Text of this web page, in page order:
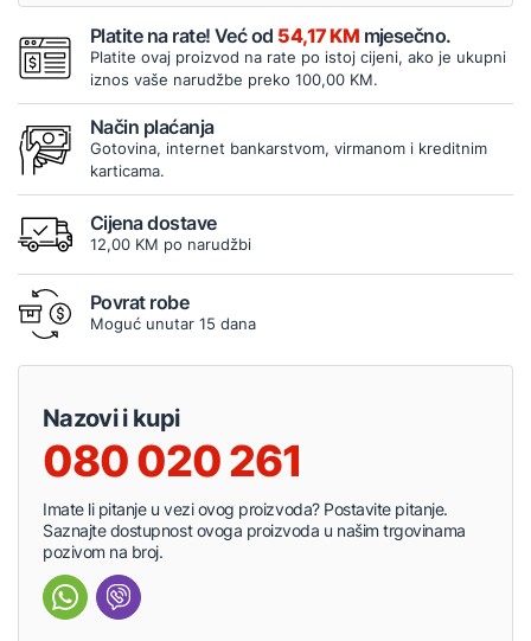
Platite na rate! Već od 54,17 KM mjesečno.
Platite ovaj proizvod na rate po istoj cijeni, ako je ukupni
iznos vaše narudžbe preko 100,00 KM.
Način plaćanja
Gotovina, internet bankarstvom, virmanom i kreditnim
karticama.
Cijena dostave
12,00 KM po narudžbi
Povrat robe
Moguć unutar 15 dana
Nazovi i kupi
080 020 261
Imate li pitanje u vezi ovog proizvoda? Postavite pitanje.
Saznajte dostupnost ovoga proizvoda u našim trgovinama
pozivom na broj.